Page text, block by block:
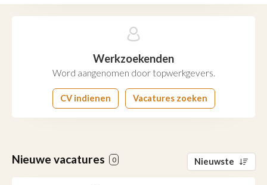
Werkzoekenden
Word aangenomen door topwerkgevers.
CV indienen Vacatures zoeken
Nieuwe vacatures 0 Nieuwste